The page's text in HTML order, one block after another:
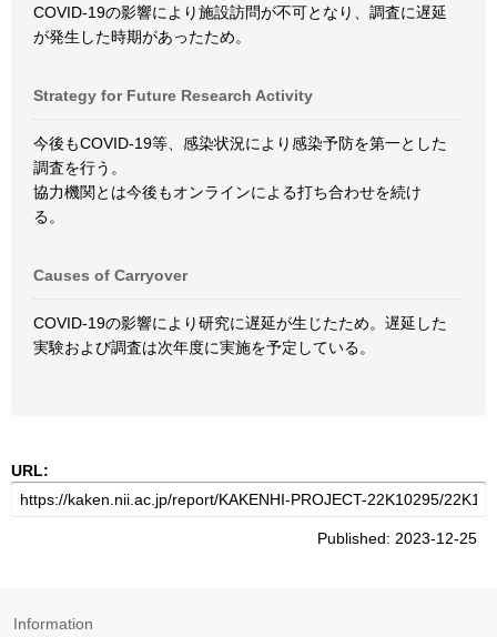
COVID-19の影響により施設訪問が不可となり、調査に遅延
が発生した時期があったため。
Strategy for Future Research Activity
今後もCOVID-19等、感染状況により感染予防を第一とした
調査を行う。
協力機関とは今後もオンラインによる打ち合わせを続け
る。
Causes of Carryover
COVID-19の影響により研究に遅延が生じたため。遅延した
実験および調査は次年度に実施を予定している。
URL:
Published: 2023-12-25
Information